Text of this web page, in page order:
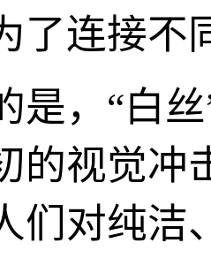
了连接不
是，“白
的视觉冲
们对纯洁